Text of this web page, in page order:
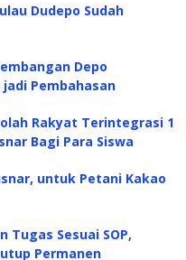
Dudepo Sudah
Depo
Pembahasan
Rakyat Terintegrasi 1
Bagi Para Siswa
untuk Petani Kakao
Tugas Sesuai SOP,
Permanen